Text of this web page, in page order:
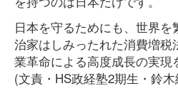
日本を守るためにも、世界
治家はしみったれた消費増
業革命による高度成長の実現
(文責・HS政経塾2期生・鈴